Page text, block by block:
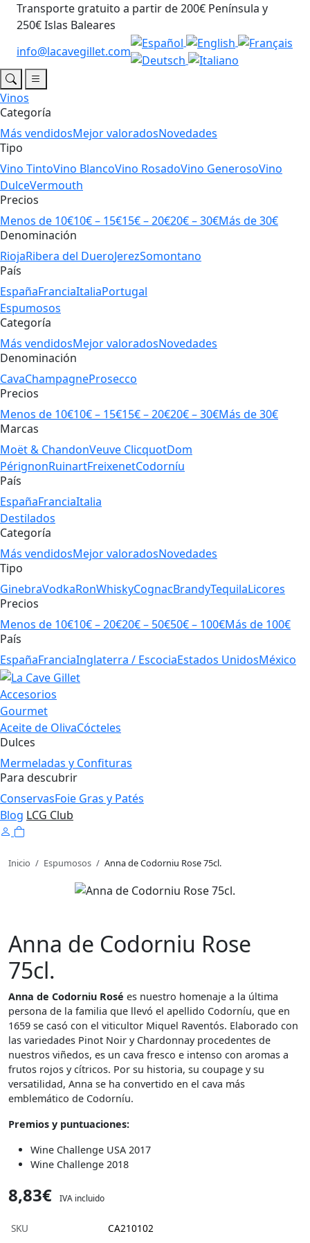
Transporte gratuito a partir de 200€ Península y
250€ Islas Baleares
info@lacavegillet.com
Vinos
Categoría
Más vendidosMejor valoradosNovedades
Tipo
Vino TintoVino BlancoVino RosadoVino GenerosoVino
DulceVermouth
Precios
Menos de 10€10€ – 15€15€ – 20€20€ – 30€Más de 30€
Denominación
RiojaRibera del DueroJerezSomontano
País
EspañaFranciaItaliaPortugal
Espumosos
Categoría
Más vendidosMejor valoradosNovedades
Denominación
CavaChampagneProsecco
Precios
Menos de 10€10€ – 15€15€ – 20€20€ – 30€Más de 30€
Marcas
Moët & ChandonVeuve ClicquotDom
PérignonRuinartFreixenetCodorníu
País
EspañaFranciaItalia
Destilados
Categoría
Más vendidosMejor valoradosNovedades
Tipo
GinebraVodkaRonWhiskyCognacBrandyTequilaLicores
Precios
Menos de 10€10€ – 20€20€ – 50€50€ – 100€Más de 100€
País
EspañaFranciaInglaterra / EscociaEstados UnidosMéxico
Accesorios
Gourmet
Aceite de OlivaCócteles
Dulces
Mermeladas y Confituras
Para descubrir
ConservasFoie Gras y Patés
Blog LCG Club
Inicio / Espumosos / Anna de Codorniu Rose 75cl.
Anna de Codorniu Rose
75cl.
Anna de Codorniu Rosé es nuestro homenaje a la última
persona de la familia que llevó el apellido Codorníu, que en
1659 se casó con el viticultor Miquel Raventós. Elaborado con
las variedades Pinot Noir y Chardonnay procedentes de
nuestros viñedos, es un cava fresco e intenso con aromas a
frutos rojos y cítricos. Por su historia, su coupage y su
versatilidad, Anna se ha convertido en el cava más
emblemático de Codorníu.
Premios y puntuaciones:
Wine Challenge USA 2017
Wine Challenge 2018
8,83€ IVA incluido
SKU
CA210102